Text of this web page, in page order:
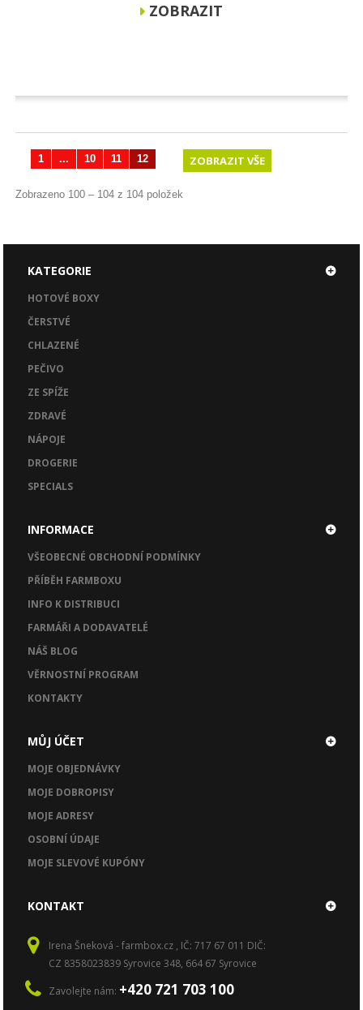
ZOBRAZIT
ZOBRAZIT VŠE
1 ... 10 11 12
Zobrazeno 100 – 104 z 104 položek
KATEGORIE
HOTOVÉ BOXY
ČERSTVÉ
CHLAZENÉ
PEČIVO
ZE SPÍŽE
ZDRAVÉ
NÁPOJE
DROGERIE
SPECIALS
INFORMACE
VŠEOBECNÉ OBCHODNÍ PODMÍNKY
PŘÍBĚH FARMBOXU
INFO K DISTRIBUCI
FARMÁŘI A DODAVATELÉ
NÁŠ BLOG
VĚRNOSTNÍ PROGRAM
KONTAKTY
MŮJ ÚČET
MOJE OBJEDNÁVKY
MOJE DOBROPISY
MOJE ADRESY
OSOBNÍ ÚDAJE
MOJE SLEVOVÉ KUPÓNY
KONTAKT
Irena Šneková - farmbox.cz , IČ: 717 67 011 DIČ:
CZ 8358023839 Syrovice 348, 664 67 Syrovice
Zavolejte nám: +420 721 703 100